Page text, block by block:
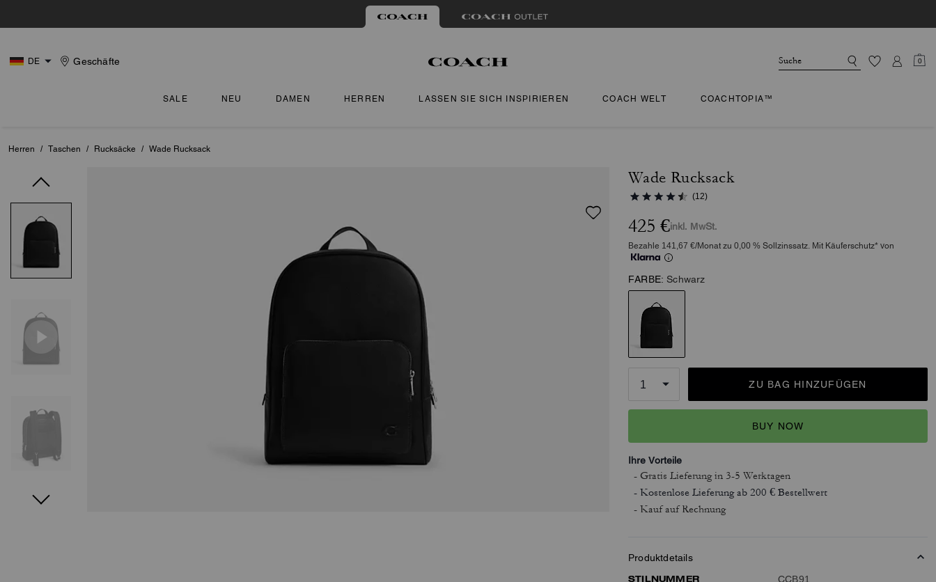
DE Geschäfte 0
SALE NEU DAMEN HERREN LASSEN SIE SICH INSPIRIEREN COACH WELT COACHTOPIA™
Herren / Taschen / Rucksäcke / Wade Rucksack
Wade Rucksack
(12)
425 €inkl. MwSt.
Bezahle 141,67 €/Monat zu 0,00 % Sollzinssatz. Mit Käuferschutz* von
FARBE: Schwarz
ZU BAG HINZUFÜGEN
BUY NOW
Ihre Vorteile
- Gratis Lieferungin 3-5 Werktagen
- Kostenlose Lieferung ab 200 € Bestellwert
- Kauf auf Rechnung
Produktdetails
STILNUMMER
CCB91